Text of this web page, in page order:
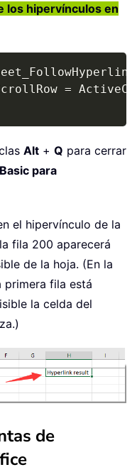
los hipervínculos en
=
Copy
Alt + Q para cerrar
para
el hipervínculo de la
fila 200 aparecerá
de la hoja. (En la
primera fila está
la celda del
de